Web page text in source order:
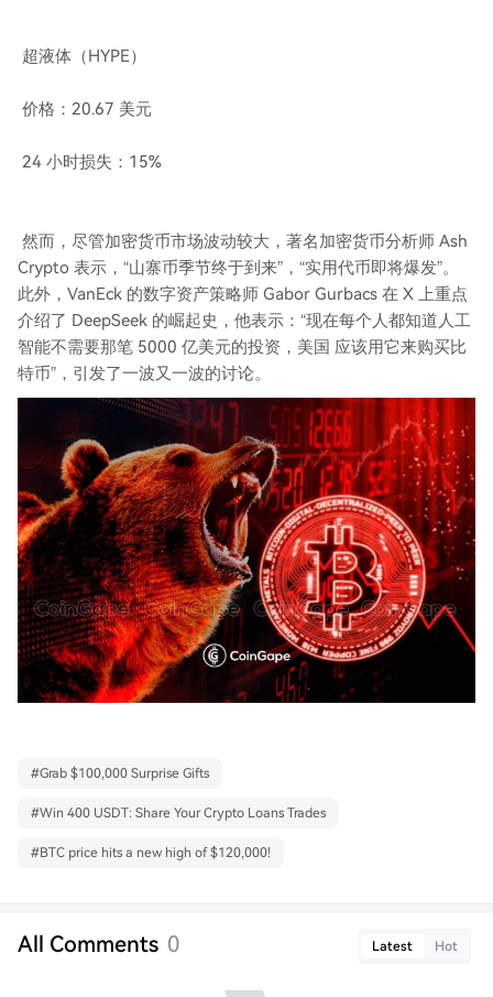
超液体（HYPE）
价格：20.67 美元
24 小时损失：15%
然而，尽管加密货币市场波动较大，著名加密货币分析师 Ash
Crypto 表示，“山寨币季节终于到来”，“实用代币即将爆发”。
此外，VanEck 的数字资产策略师 Gabor Gurbacs 在 X 上重点
介绍了 DeepSeek 的崛起史，他表示：“现在每个人都知道人工
智能不需要那笔 5000 亿美元的投资，美国 应该用它来购买比
特币”，引发了一波又一波的讨论。
#Grab $100,000 Surprise Gifts
#Win 400 USDT: Share Your Crypto Loans Trades
#BTC price hits a new high of $120,000!
All Comments 0 Latest Hot